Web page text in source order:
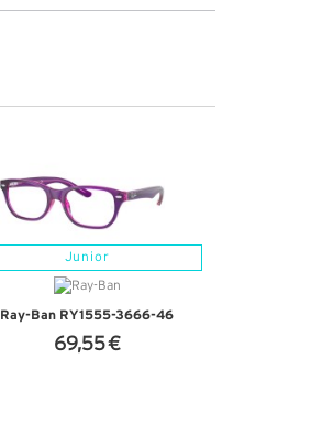
Junior
Ray-Ban RY1555-3666-46
69,55 €